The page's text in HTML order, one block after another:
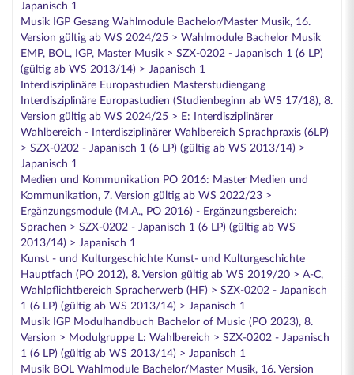
Japanisch 1
Musik IGP Gesang Wahlmodule Bachelor/Master Musik, 16.
Version gültig ab WS 2024/25 > Wahlmodule Bachelor Musik
EMP, BOL, IGP, Master Musik > SZX-0202 - Japanisch 1 (6 LP)
(gültig ab WS 2013/14) > Japanisch 1
Interdisziplinäre Europastudien Masterstudiengang
Interdisziplinäre Europastudien (Studienbeginn ab WS 17/18), 8.
Version gültig ab WS 2024/25 > E: Interdisziplinärer
Wahlbereich - Interdisziplinärer Wahlbereich Sprachpraxis (6LP)
> SZX-0202 - Japanisch 1 (6 LP) (gültig ab WS 2013/14) >
Japanisch 1
Medien und Kommunikation PO 2016: Master Medien und
Kommunikation, 7. Version gültig ab WS 2022/23 >
Ergänzungsmodule (M.A., PO 2016) - Ergänzungsbereich:
Sprachen > SZX-0202 - Japanisch 1 (6 LP) (gültig ab WS
2013/14) > Japanisch 1
Kunst - und Kulturgeschichte Kunst- und Kulturgeschichte
Hauptfach (PO 2012), 8. Version gültig ab WS 2019/20 > A-C,
Wahlpflichtbereich Spracherwerb (HF) > SZX-0202 - Japanisch
1 (6 LP) (gültig ab WS 2013/14) > Japanisch 1
Musik IGP Modulhandbuch Bachelor of Music (PO 2023), 8.
Version > Modulgruppe L: Wahlbereich > SZX-0202 - Japanisch
1 (6 LP) (gültig ab WS 2013/14) > Japanisch 1
Musik BOL Wahlmodule Bachelor/Master Musik, 16. Version